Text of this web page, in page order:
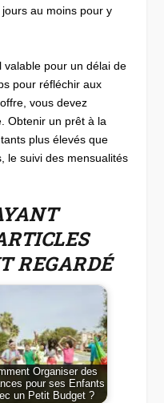
au moins pour y
valable pour un délai de
pour réfléchir aux
vous devez
Obtenir un prêt à la
plus élevés que
le suivi des mensualités
REGARDÉ
Organiser des
pour ses Enfants
un Petit Budget ?